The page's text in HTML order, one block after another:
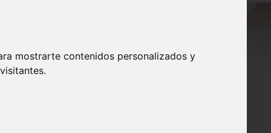
mostrarte contenidos personalizados y